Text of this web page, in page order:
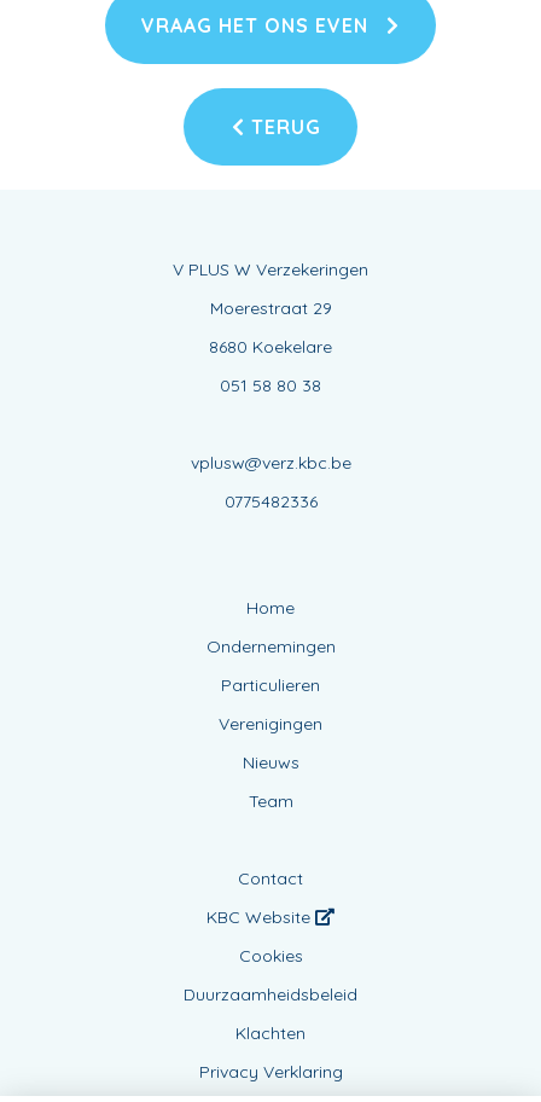
VRAAG HET ONS EVEN
TERUG
V PLUS W Verzekeringen
Moerestraat 29
8680 Koekelare
051 58 80 38
vplusw@verz.kbc.be
0775482336
Home
Ondernemingen
Particulieren
Verenigingen
Nieuws
Team
Contact
KBC Website
Cookies
Duurzaamheidsbeleid
Klachten
Privacy Verklaring